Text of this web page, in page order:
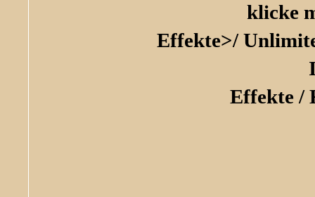
klicke
Effekte>/
Effekte /